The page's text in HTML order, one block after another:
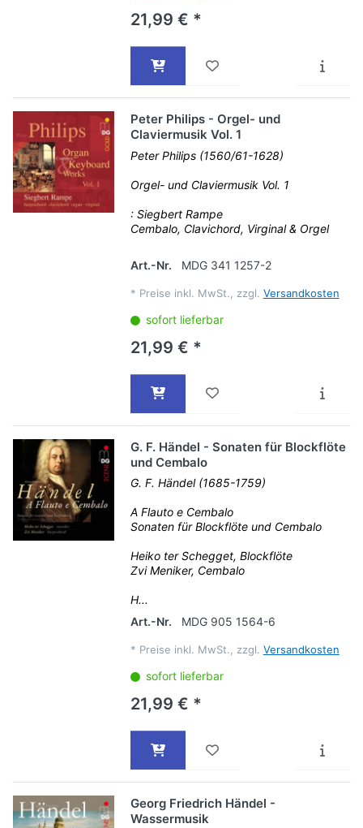
21,99 € *
Peter Philips - Orgel- und
Claviermusik Vol. 1
Peter Philips (1560/61-1628)
Orgel- und Claviermusik Vol. 1
: Siegbert Rampe
Cembalo, Clavichord, Virginal & Orgel
Art.-Nr. MDG 341 1257-2
* Preise inkl. MwSt., zzgl. Versandkosten
sofort lieferbar
21,99 € *
G. F. Händel - Sonaten für Blockflöte
und Cembalo
G. F. Händel (1685-1759)
A Flauto e Cembalo
Sonaten für Blockflöte und Cembalo
Heiko ter Schegget, Blockflöte
Zvi Meniker, Cembalo
H...
Art.-Nr.
MDG 905 1564-6
* Preise inkl. MwSt., zzgl. Versandkosten
sofort lieferbar
21,99 € *
Georg Friedrich Händel -
Wassermusik